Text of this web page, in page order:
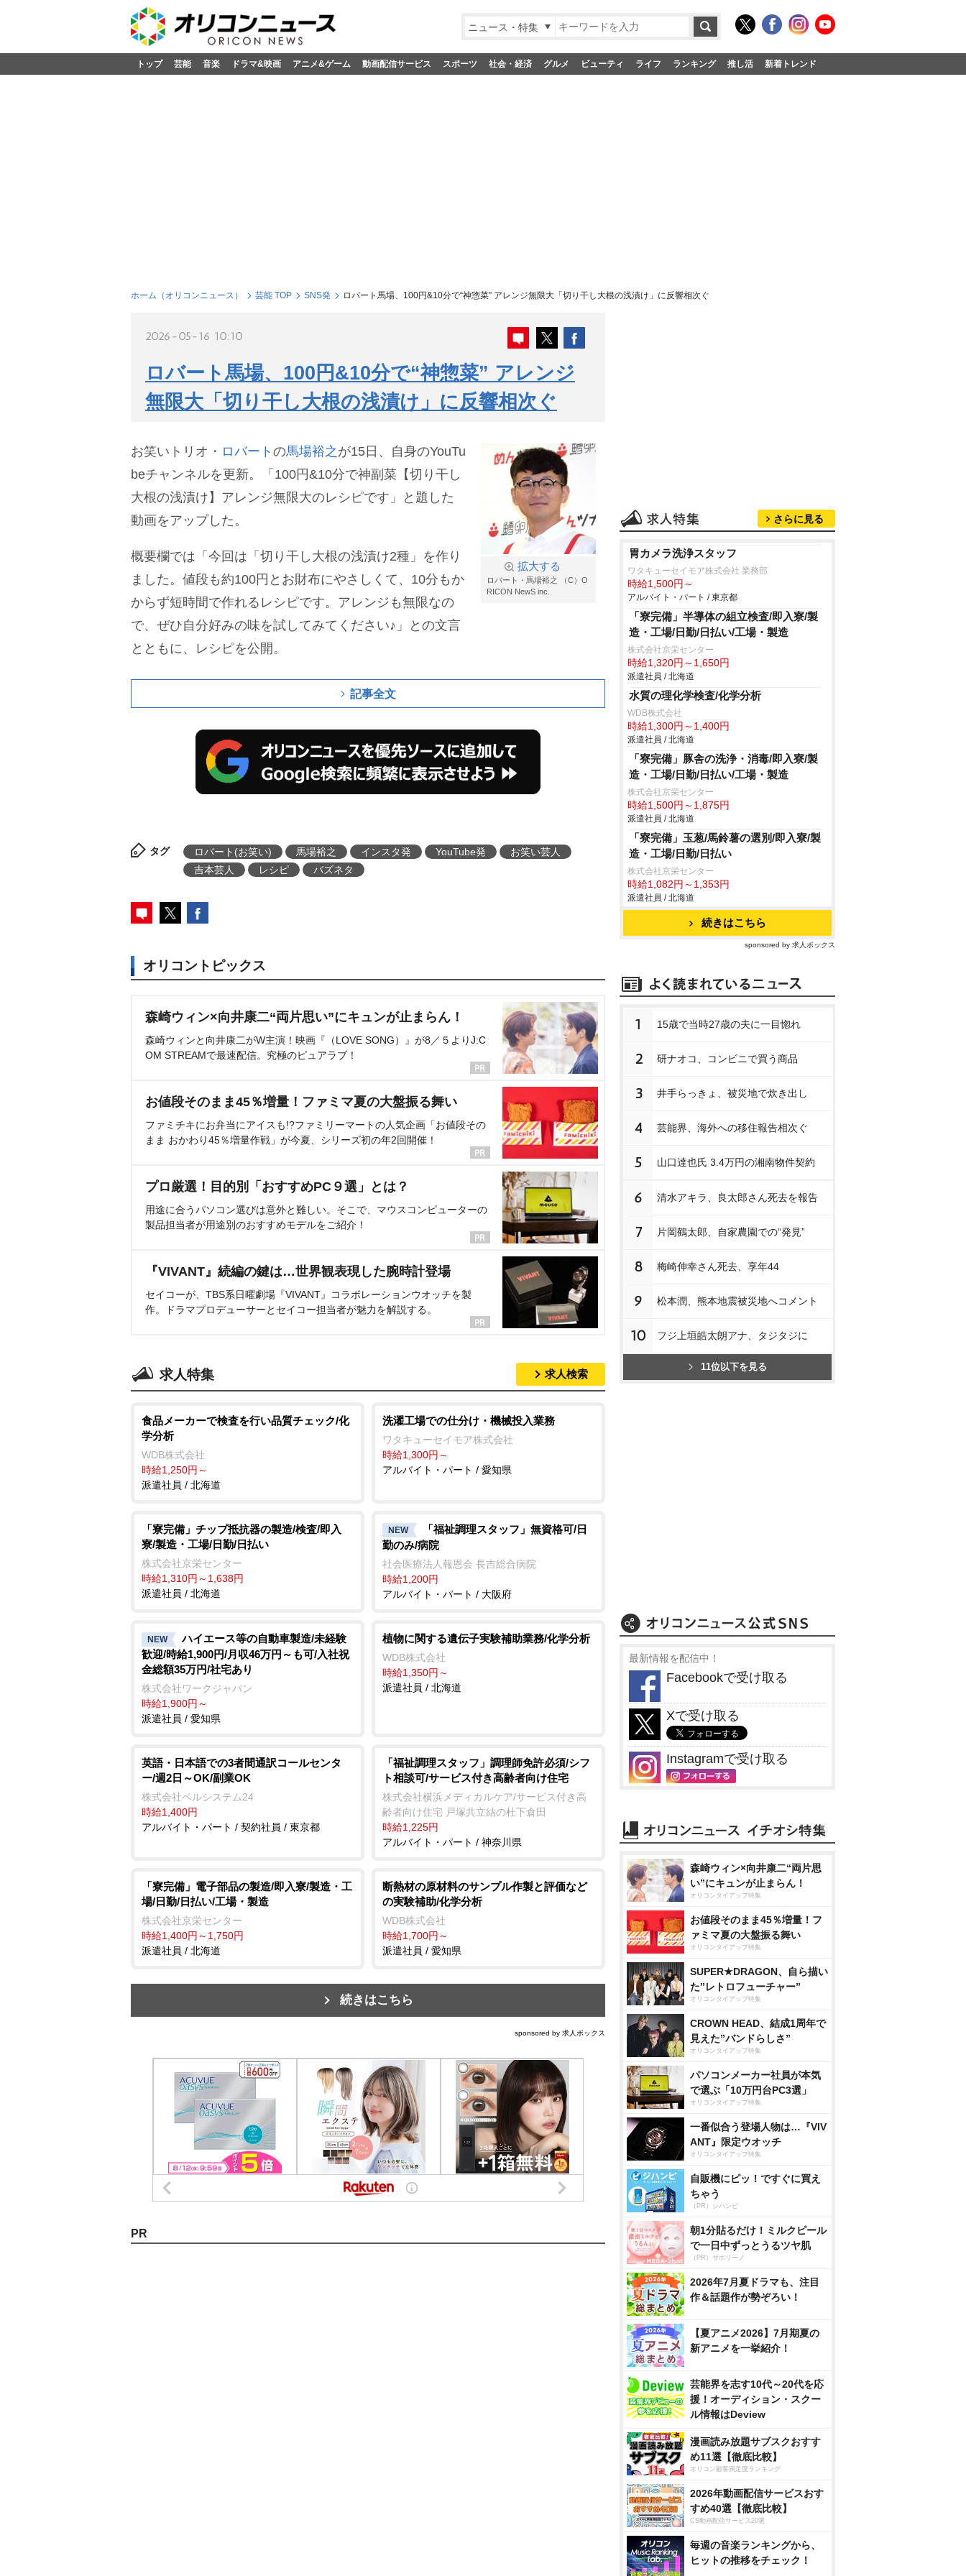
ニュース・特集
トップ 芸能 音楽 ドラマ&映画 アニメ&ゲーム 動画配信サービス スポーツ 社会・経済 グルメ ビューティ ライフ ランキング 推し活 新着トレンド
ホーム（オリコンニュース） 芸能 TOP SNS発 ロバート馬場、100円&10分で“神惣菜” アレンジ無限大「切り干し大根の浅漬け」に反響相次ぐ
2026-05-16 10:10
ロバート馬場、100円&10分で“神惣菜” アレンジ
無限大「切り干し大根の浅漬け」に反響相次ぐ
拡大する
ロバート・馬場裕之 （C）O
RICON NewS inc.
お笑いトリオ・ ロバート の馬場裕之 が15日、自身のYouTu
beチャンネルを更新。「100円&10分で神副菜【切り干し
大根の浅漬け】アレンジ無限大のレシピです」と題した
動画をアップした。
概要欄では「今回は「切り干し大根の浅漬け2種」を作り
ました。値段も約100円とお財布にやさしくて、10分もか
からず短時間で作れるレシピです。アレンジも無限なの
で、ぜひ自分好みの味を試してみてください♪」との文言
とともに、レシピを公開。
記事全文
タグ ロバート(お笑い) 馬場裕之 インスタ発 YouTube発
お笑い芸人
吉本芸人
レシピ バズネタ
オリコントピックス
森崎ウィン×向井康二“両片思い”にキュンが止まらん！
森崎ウィンと向井康二がW主演！映画『（LOVE SONG）』が8／５よりJ:C
OM STREAMで最速配信。究極のピュアラブ！
お値段そのまま45％増量！ファミマ夏の大盤振る舞い
ファミチキにお弁当にアイスも!?ファミリーマートの人気企画「お値段その
まま おかわり45％増量作戦」が今夏、シリーズ初の年2回開催！
プロ厳選！目的別「おすすめPC９選」とは？
用途に合うパソコン選びは意外と難しい。そこで、マウスコンピューターの
製品担当者が用途別のおすすめモデルをご紹介！
『VIVANT』続編の鍵は…世界観表現した腕時計登場
セイコーが、TBS系日曜劇場『VIVANT』コラボレーションウオッチを製
作。ドラマプロデューサーとセイコー担当者が魅力を解説する。
求人特集 求人検索
食品メーカーで検査を行い品質チェック/化
学分析
WDB株式会社
時給1,250円～
派遣社員 / 北海道
洗濯工場での仕分け・機械投入業務
ワタキューセイモア株式会社
時給1,300円～
アルバイト・パート / 愛知県
「寮完備」チップ抵抗器の製造/検査/即入
寮/製造・工場/日勤/日払い
株式会社京栄センター
時給1,310円～1,638円
派遣社員 / 北海道
NEW
「福祉調理スタッフ」無資格可/日
勤のみ/病院
社会医療法人報恩会 長吉総合病院
時給1,200円
アルバイト・パート / 大阪府
NEW
ハイエース等の自動車製造/未経験
歓迎/時給1,900円/月収46万円～も可/入社祝
金総額35万円/社宅あり
株式会社ワークジャパン
時給1,900円～
派遣社員 / 愛知県
植物に関する遺伝子実験補助業務/化学分析
WDB株式会社
時給1,350円～
派遣社員 / 北海道
英語・日本語での3者間通訳コールセンタ
ー/週2日～OK/副業OK
株式会社ベルシステム24
時給1,400円
アルバイト・パート / 契約社員 / 東京都
「福祉調理スタッフ」調理師免許必須/シフ
ト相談可/サービス付き高齢者向け住宅
株式会社横浜メディカルケア/サービス付き高
齢者向け住宅 戸塚共立結の杜下倉田
時給1,225円
アルバイト・パート / 神奈川県
「寮完備」電子部品の製造/即入寮/製造・工
場/日勤/日払い/工場・製造
株式会社京栄センター
時給1,400円～1,750円
派遣社員 / 北海道
断熱材の原材料のサンプル作製と評価など
の実験補助/化学分析
WDB株式会社
時給1,700円～
派遣社員 / 愛知県
続きはこちら
sponsored by 求人ボックス
PR
さらに見る
胃カメラ洗浄スタッフ
ワタキューセイモア株式会社 業務部
時給1,500円～
アルバイト・パート / 東京都
「寮完備」半導体の組立検査/即入寮/製
造・工場/日勤/日払い/工場・製造
株式会社京栄センター
時給1,320円～1,650円
派遣社員 / 北海道
水質の理化学検査/化学分析
WDB株式会社
時給1,300円～1,400円
派遣社員 / 北海道
「寮完備」豚舎の洗浄・消毒/即入寮/製
造・工場/日勤/日払い/工場・製造
株式会社京栄センター
時給1,500円～1,875円
派遣社員 / 北海道
「寮完備」玉葱/馬鈴薯の選別/即入寮/製
造・工場/日勤/日払い
株式会社京栄センター
時給1,082円～1,353円
派遣社員 / 北海道
続きはこちら
sponsored by 求人ボックス
1 15歳で当時27歳の夫に一目惚れ
2 研ナオコ、コンビニで買う商品
3 井手らっきょ、被災地で炊き出し
4 芸能界、海外への移住報告相次ぐ
5 山口達也氏 3.4万円の湘南物件契約
6 清水アキラ、良太郎さん死去を報告
7 片岡鶴太郎、自家農園での“発見”
8 梅崎伸幸さん死去、享年44
9 松本潤、熊本地震被災地へコメント
10 フジ上垣皓太朗アナ、タジタジに
11位以下を見る
最新情報を配信中！
Facebookで受け取る
Xで受け取る
Instagramで受け取る
森崎ウィン×向井康二“両片思
い”にキュンが止まらん！
オリコンタイアップ特集
お値段そのまま45％増量！フ
ァミマ夏の大盤振る舞い
オリコンタイアップ特集
SUPER★DRAGON、自ら描い
た”レトロフューチャー”
オリコンタイアップ特集
CROWN HEAD、結成1周年で
見えた”バンドらしさ”
オリコンタイアップ特集
パソコンメーカー社員が本気
で選ぶ「10万円台PC3選」
オリコンタイアップ特集
一番似合う登場人物は…『VIV
ANT』限定ウオッチ
オリコンタイアップ特集
自販機にピッ！ですぐに買え
ちゃう
（PR）ジハンピ
朝1分貼るだけ！ミルクピール
で一日中ずっとうるツヤ肌
（PR）サボリーノ
2026年7月夏ドラマも、注目
作＆話題作が勢ぞろい！
【夏アニメ2026】7月期夏の
新アニメを一挙紹介！
芸能界を志す10代～20代を応
援！オーディション・スクー
ル情報はDeview
漫画読み放題サブスクおすす
め11選【徹底比較】
オリコン顧客満足度ランキング
2026年動画配信サービスおす
すめ40選【徹底比較】
CS動画配信サービス20選
毎週の音楽ランキングから、
ヒットの推移をチェック！